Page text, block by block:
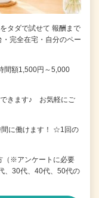
タダで試せて 報酬まで
完全在宅・自分のペー
間額1,500円～5,000
できます♪ お気軽にご
間に働けます！ ☆1回の
（※アンケートに必要
30代、40代、50代の